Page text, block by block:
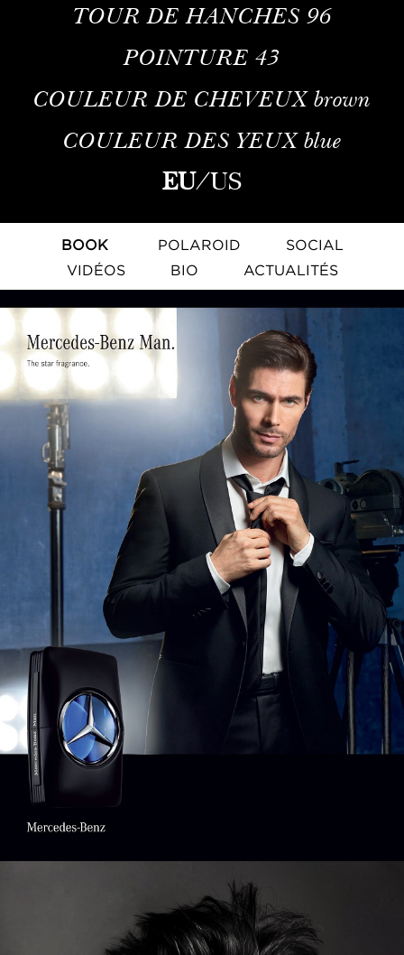
TOUR DE HANCHES 96
POINTURE 43
COULEUR DE CHEVEUXbrown
COULEUR DES YEUXblue
EU/US
BOOK POLAROID
SOCIAL
VIDÉOS
BIO ACTUALITÉS